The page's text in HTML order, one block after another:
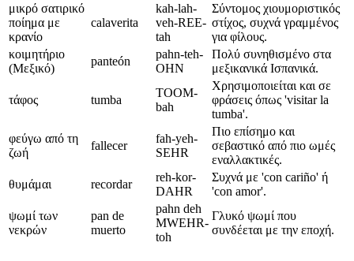
μικρό σατιρικό
ποίημα με
κρανίο
calaverita
kah-lah-
veh-REE-
tah
Σύντομος χιουμοριστικός
στίχος, συχνά γραμμένος
για φίλους.
κοιμητήριο
(Μεξικό)
panteón
pahn-teh-
OHN
Πολύ συνηθισμένο στα
μεξικανικά Ισπανικά.
τάφος tumba
TOOM-
bah
Χρησιμοποιείται και σε
φράσεις όπως 'visitar la
tumba'.
φεύγω από τη
ζωή
fallecer
fah-yeh-
SEHR
Πιο επίσημο και
σεβαστικό από πιο ωμές
εναλλακτικές.
θυμάμαι
recordar
reh-kor-
DAHR
Συχνά με 'con cariño' ή
'con amor'.
ψωμί των
νεκρών
pan de
muerto
pahn deh
MWEHR-
toh
Γλυκό ψωμί που
συνδέεται με την εποχή.